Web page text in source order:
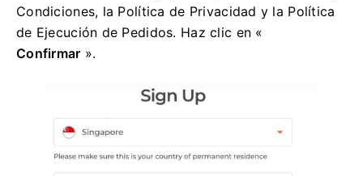
Condiciones, la Política de Privacidad y la Política
de Ejecución de Pedidos. Haz clic en «
Confirmar ».